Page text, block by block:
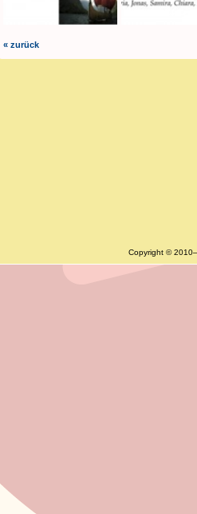
« zurück
Copyright ©